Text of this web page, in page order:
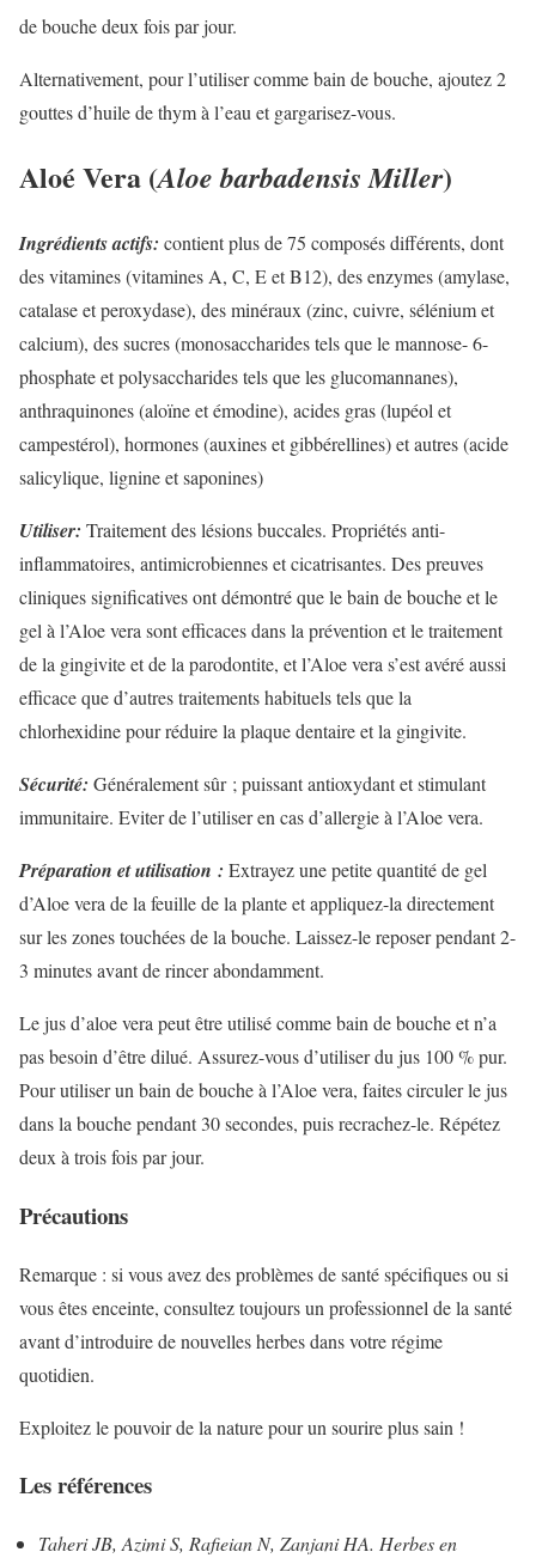
de bouche deux fois par jour.
Alternativement, pour l’utiliser comme bain de bouche, ajoutez 2
gouttes d’huile de thym à l’eau et gargarisez-vous.
Aloé Vera (Aloe barbadensis Miller)
Ingrédients actifs: contient plus de 75 composés différents, dont
des vitamines (vitamines A, C, E et B12), des enzymes (amylase,
catalase et peroxydase), des minéraux (zinc, cuivre, sélénium et
calcium), des sucres (monosaccharides tels que le mannose- 6-
phosphate et polysaccharides tels que les glucomannanes),
anthraquinones (aloïne et émodine), acides gras (lupéol et
campestérol), hormones (auxines et gibbérellines) et autres (acide
salicylique, lignine et saponines)
Utiliser: Traitement des lésions buccales. Propriétés anti-
inflammatoires, antimicrobiennes et cicatrisantes. Des preuves
cliniques significatives ont démontré que le bain de bouche et le
gel à l’Aloe vera sont efficaces dans la prévention et le traitement
de la gingivite et de la parodontite, et l’Aloe vera s’est avéré aussi
efficace que d’autres traitements habituels tels que la
chlorhexidine pour réduire la plaque dentaire et la gingivite.
Sécurité: Généralement sûr ; puissant antioxydant et stimulant
immunitaire. Eviter de l’utiliser en cas d’allergie à l’Aloe vera.
Préparation et utilisation : Extrayez une petite quantité de gel
d’Aloe vera de la feuille de la plante et appliquez-la directement
sur les zones touchées de la bouche. Laissez-le reposer pendant 2-
3 minutes avant de rincer abondamment.
Le jus d’aloe vera peut être utilisé comme bain de bouche et n’a
pas besoin d’être dilué. Assurez-vous d’utiliser du jus 100 % pur.
Pour utiliser un bain de bouche à l’Aloe vera, faites circuler le jus
dans la bouche pendant 30 secondes, puis recrachez-le. Répétez
deux à trois fois par jour.
Précautions
Remarque : si vous avez des problèmes de santé spécifiques ou si
vous êtes enceinte, consultez toujours un professionnel de la santé
avant d’introduire de nouvelles herbes dans votre régime
quotidien.
Exploitez le pouvoir de la nature pour un sourire plus sain !
Les références
Taheri JB, Azimi S, Rafieian N, Zanjani HA. Herbes en